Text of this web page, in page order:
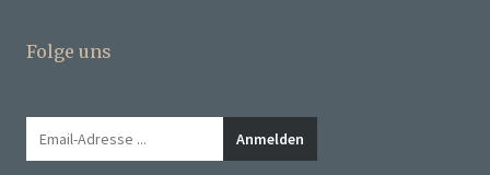
Folge uns